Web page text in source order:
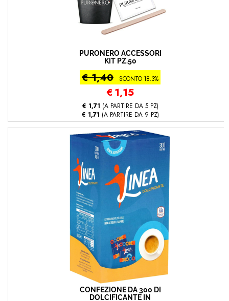
PURONERO ACCESSORI
KIT PZ.50
€ 1,40 SCONTO 18.3%
€ 1,15
€ 1,71 (A PARTIRE DA 5 PZ)
€ 1,71 (A PARTIRE DA 9 PZ)
CONFEZIONE DA 300 DI
DOLCIFICANTE IN